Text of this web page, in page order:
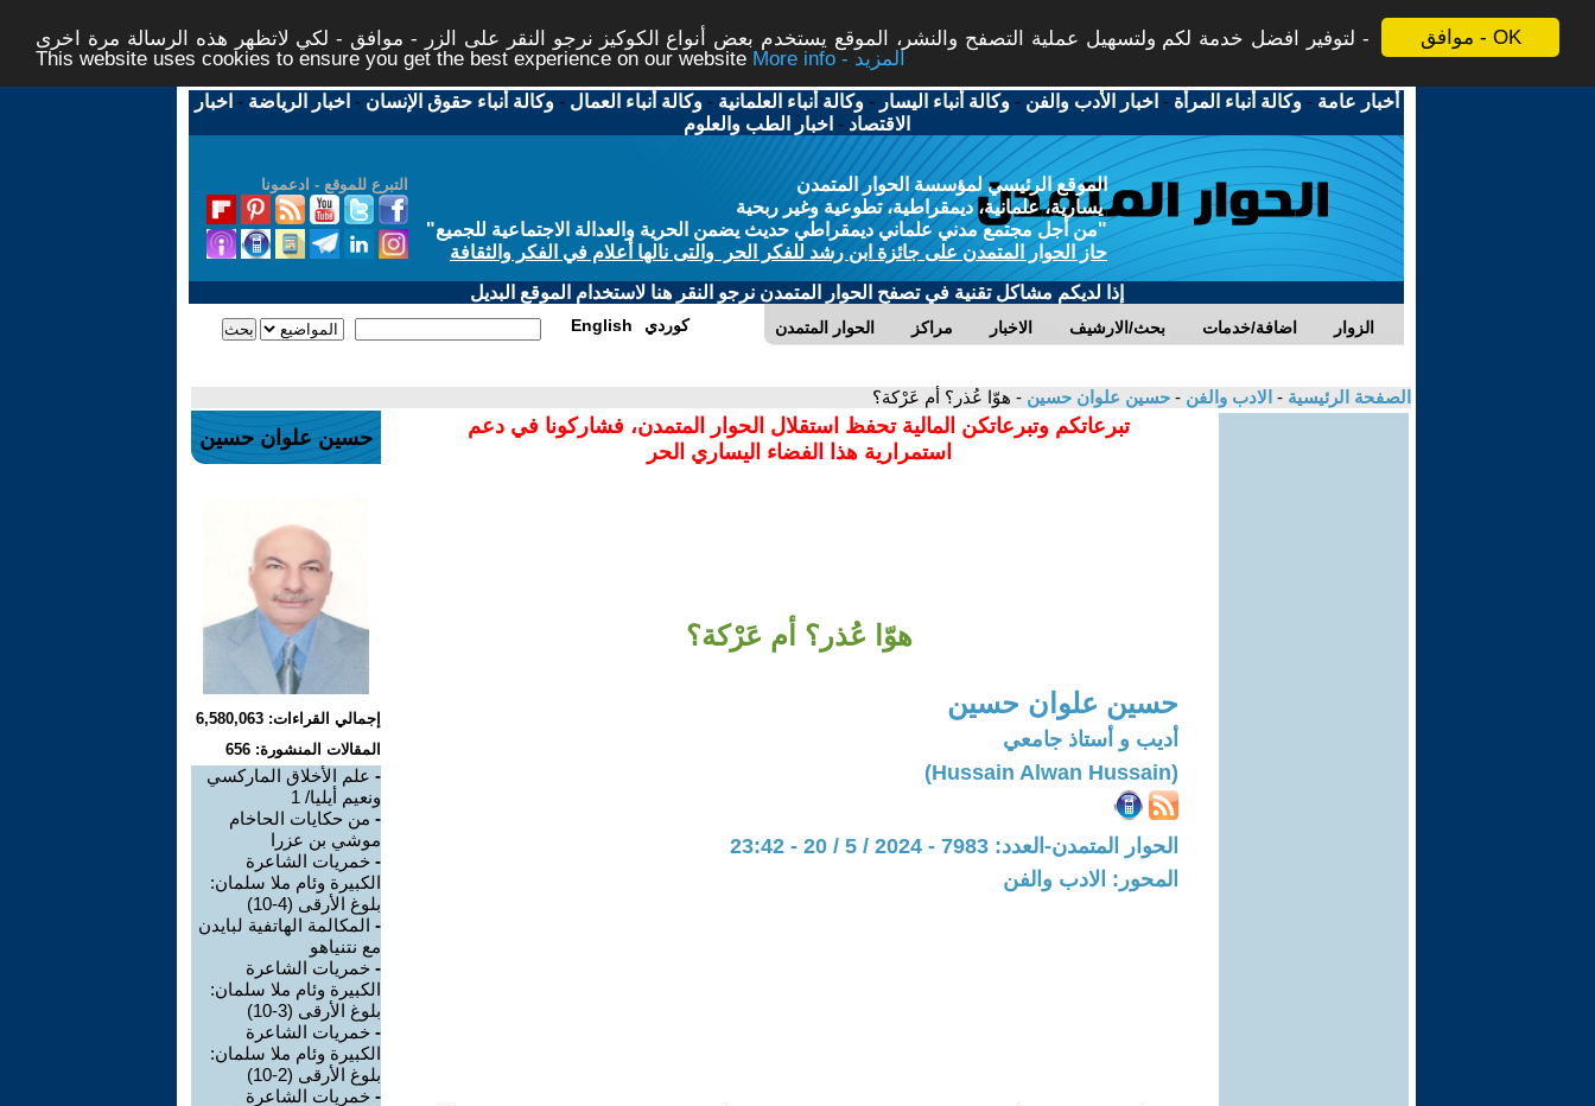
موافق - OK
لتوفير افضل خدمة لكم ولتسهيل عملية التصفح والنشر، الموقع يستخدم بعض أنواع الكوكيز نرجو النقر على الزر - موافق - لكي لاتظهر هذه الرسالة مرة اخرى -
This website uses cookies to ensure you get the best experience on our website
More info - المزيد
أخبار عامة -وكالة أنباء المرأة - اخبار الأدب والفن -وكالة أنباء اليسار -وكالة أنباء العلمانية -وكالة أنباء العمال -وكالة أنباء حقوق الإنسان - اخبار الرياضة - اخبار
الاقتصاد - اخبار الطب والعلوم
التبرع للموقع - ادعمونا
الموقع الرئيسي لمؤسسة الحوار المتمدن
يسارية، علمانية، ديمقراطية، تطوعية وغير ربحية
"من أجل مجتمع مدني علماني ديمقراطي حديث يضمن الحرية والعدالة الاجتماعية للجميع"
حاز الحوار المتمدن على جائزة ابن رشد للفكر الحر والتى نالها أعلام في الفكر والثقافة
إذا لديكم مشاكل تقنية في تصفح الحوار المتمدن نرجو النقر هنا لاستخدام الموقع البديل
الحوار المتمدن مراكز الاخبار بحث/الارشيف اضافة/خدمات الزوار English كوردي
الصفحة الرئيسية - الادب والفن - حسين علوان حسين - هوّا عُذر؟ أم عَرْكة؟
تبرعاتكم وتبرعاتكن المالية تحفظ استقلال الحوار المتمدن، فشاركونا في دعم
استمرارية هذا الفضاء اليساري الحر
هوّا عُذر؟ أم عَرْكة؟
حسين علوان حسين
أديب و أستاذ جامعي
(Hussain Alwan Hussain)
الحوار المتمدن-العدد: 7983 - 2024 / 5 / 20 - 23:42
المحور: الادب والفن
حسين علوان حسين
إجمالي القراءات: 6,580,063
المقالات المنشورة: 656
- علم الأخلاق الماركسي
ونعيم أيليا/ 1
- من حكايات الحاخام
موشي بن عزرا
- خمريات الشاعرة
الكبيرة وئام ملا سلمان:
بلوغ الأرقى (4-10)
- المكالمة الهاتفية لبايدن
مع نتنياهو
- خمريات الشاعرة
الكبيرة وئام ملا سلمان:
بلوغ الأرقى (3-10)
- خمريات الشاعرة
الكبيرة وئام ملا سلمان:
بلوغ الأرقى (2-10)
- خمريات الشاعرة